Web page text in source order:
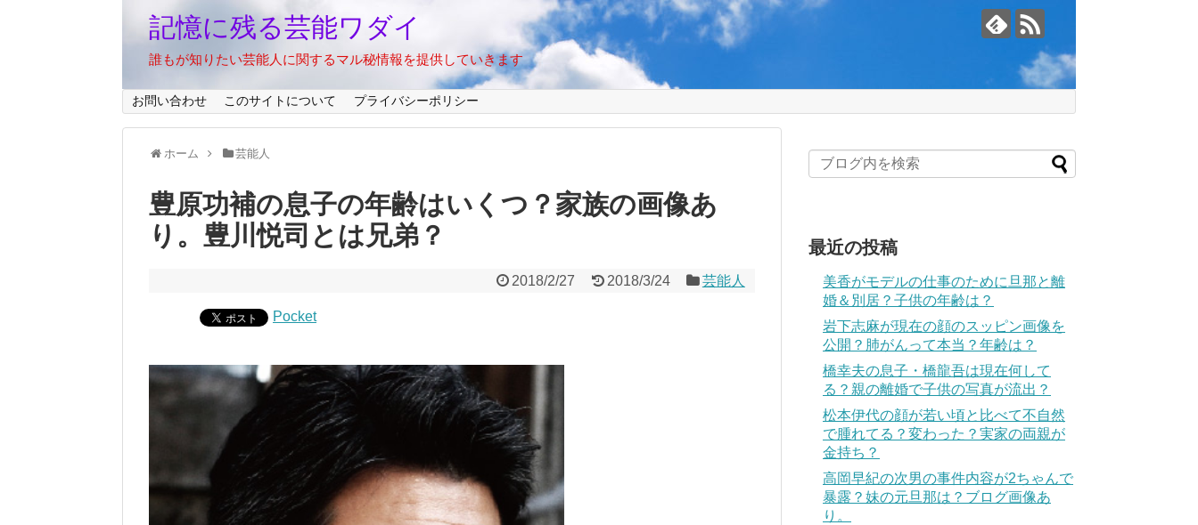
記憶に残る芸能ワダイ
誰もが知りたい芸能人に関するマル秘情報を提供していきます
お問い合わせ このサイトについて プライバシーポリシー
ホーム 芸能人
豊原功補の息子の年齢はいくつ？家族の画像あ
り。豊川悦司とは兄弟？
2018/2/27 2018/3/24 芸能人
Pocket
最近の投稿
美香がモデルの仕事のために旦那と離
婚＆別居？子供の年齢は？
岩下志麻が現在の顔のスッピン画像を
公開？肺がんって本当？年齢は？
橋幸夫の息子・橋龍吾は現在何して
る？親の離婚で子供の写真が流出？
松本伊代の顔が若い頃と比べて不自然
で腫れてる？変わった？実家の両親が
金持ち？
高岡早紀の次男の事件内容が2ちゃんで
暴露？妹の元旦那は？ブログ画像あ
り。